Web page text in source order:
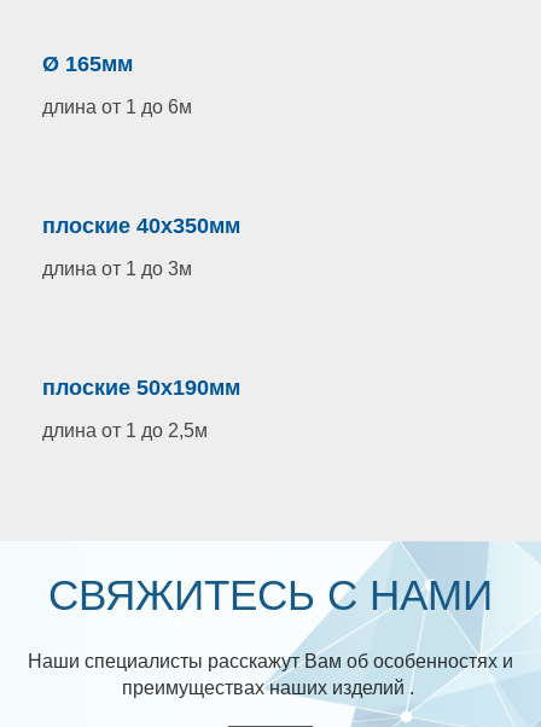
Ø 165мм
длина от 1 до 6м
плоские 40х350мм
длина от 1 до 3м
плоские 50х190мм
длина от 1 до 2,5м
СВЯЖИТЕСЬ С НАМИ
Наши специалисты расскажут Вам об особенностях и
преимуществах наших изделий .